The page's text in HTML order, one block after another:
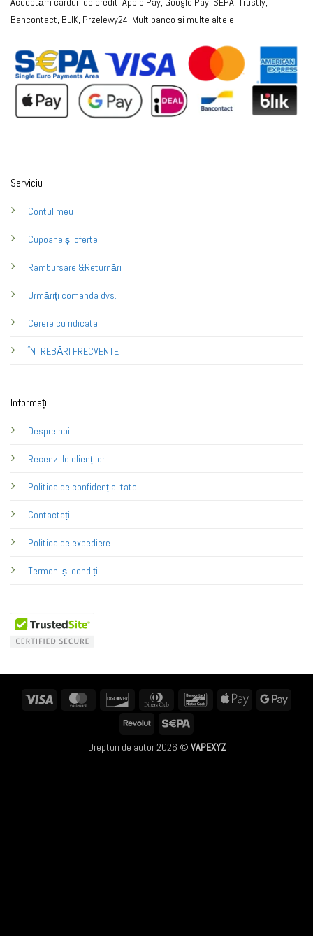
Serviciu
Contul meu
Cupoane și oferte
Rambursare &Returnări
Urmăriți comanda dvs.
Cerere cu ridicata
ÎNTREBĂRI FRECVENTE
Informații
Despre noi
Recenziile clienților
Politica de confidențialitate
Contactați
Politica de expediere
Termeni și condiții
Bancontact, BLIK, Przelewy24, Multibanco și multe altele.
MasterCard Discover
Dinners
BancontactApple
Revolut
Drepturi de autor 2026 © VAPEXYZ